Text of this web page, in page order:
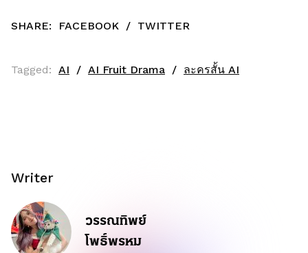
SHARE: FACEBOOK / TWITTER
Tagged: AI AI Fruit Drama ละครสั้น AI
Writer
วรรณทิพย์
โพธิ์พรหม